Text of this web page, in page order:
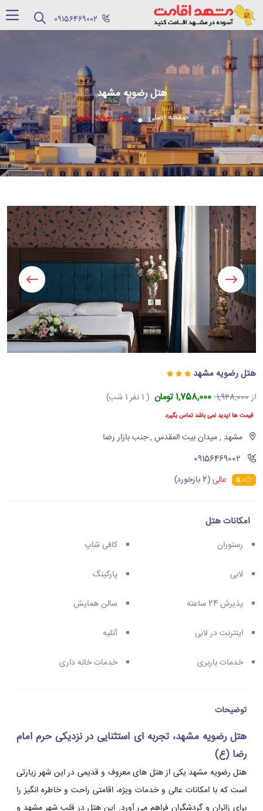
هتل رضویه مشهد
صفحه اصلی هتل رضویه مشهد
هتل رضویه مشهد
از1,928,000 1,758,000 تومان ( 1 نفر 1 شب)
قیمت ها آپدید نمی باشد تماس بگیرد
مشهد , میدان بیت المقدس , جنب بازار رضا
‪09156469002‬
5.0 عالی(2 بازخورد)
امکانات هتل
رستوران کافی شاپ
لابی پارکینگ
پذیرش 24 ساعته سالن همایش
اینترنت در لابی آتلیه
خدمات باربری خدمات خانه داری
توضیحات
هتل رضویه مشهد، تجربه ای استثنایی در نزدیکی حرم امام
رضا (ع)
هتل رضویه مشهد یکی از هتل های معروف و قدیمی در این شهر زیارتی
است که با امکانات عالی و خدمات ویژه، اقامتی راحت و خاطره انگیز را
برای زائران و گردشگران فراهم می آورد. این هتل در قلب شهر مشهد و